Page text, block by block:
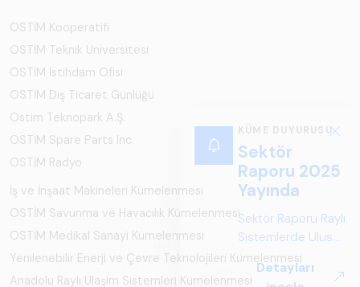
KÜME DUYURUSU
Sektör
Raporu 2025
Yayında
Sektör Raporu Raylı
Sistemlerde Ulusal
ve Küresel
Perspektif ARUS
Detayları
OSTİM Kooperatifi
OSTİM Teknik Üniversitesi
OSTİM İstihdam Ofisi
OSTİM Dış Ticaret Günlüğü
Ostim Teknopark A.Ş.
OSTİM Spare Parts Inc.
OSTİM Radyo
İş ve İnşaat Makineleri Kümelenmesi
OSTİM Savunma ve Havacılık Kümelenmesi
OSTİM Medikal Sanayi Kümelenmesi
Yenilenebilir Enerji ve Çevre Teknolojileri Kümelenmesi
Anadolu Raylı Ulaşım Sistemleri Kümelenmesi